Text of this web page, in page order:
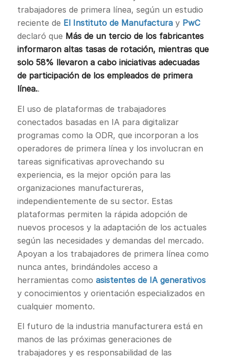
trabajadores de primera línea, según un estudio
reciente de El Instituto de Manufacturay PwC
declaró que Más de un tercio de los fabricantes
informaron altas tasas de rotación, mientras que
solo 58% llevaron a cabo iniciativas adecuadas
de participación de los empleados de primera
línea..
El uso de plataformas de trabajadores
conectados basadas en IA para digitalizar
programas como la ODR, que incorporan a los
operadores de primera línea y los involucran en
tareas significativas aprovechando su
experiencia, es la mejor opción para las
organizaciones manufactureras,
independientemente de su sector. Estas
plataformas permiten la rápida adopción de
nuevos procesos y la adaptación de los actuales
según las necesidades y demandas del mercado.
Apoyan a los trabajadores de primera línea como
nunca antes, brindándoles acceso a
herramientas como asistentes de IA generativos
y conocimientos y orientación especializados en
cualquier momento.
El futuro de la industria manufacturera está en
manos de las próximas generaciones de
trabajadores y es responsabilidad de las